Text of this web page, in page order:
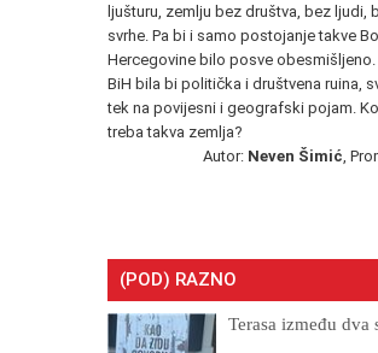
ljušturu, zemlju bez društva, bez ljudi,
svrhe. Pa bi i samo postojanje takve
Hercegovine bilo posve obesmišljeno.
BiH bila bi politička i društvena ruina,
tek na povijesni i geografski pojam.
treba takva zemlja?
Autor: Neven Šimić ,
(POD) RAZNO
Terasa između dva